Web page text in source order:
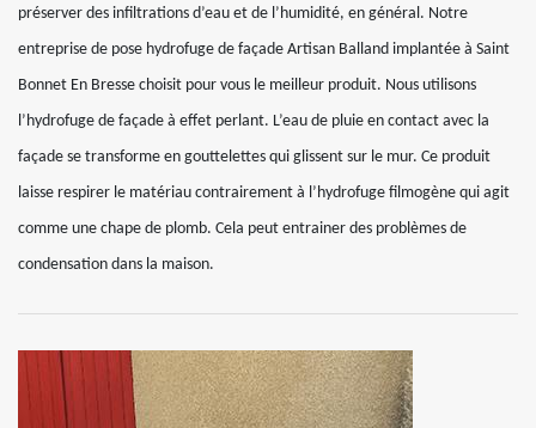
préserver des infiltrations d’eau et de l’humidité, en général. Notre
entreprise de pose hydrofuge de façade Artisan Balland implantée à Saint
Bonnet En Bresse choisit pour vous le meilleur produit. Nous utilisons
l’hydrofuge de façade à effet perlant. L’eau de pluie en contact avec la
façade se transforme en gouttelettes qui glissent sur le mur. Ce produit
laisse respirer le matériau contrairement à l’hydrofuge filmogène qui agit
comme une chape de plomb. Cela peut entrainer des problèmes de
condensation dans la maison.